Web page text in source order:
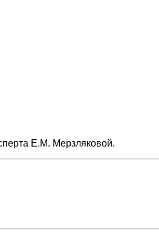
Е.М. Мерзляковой.